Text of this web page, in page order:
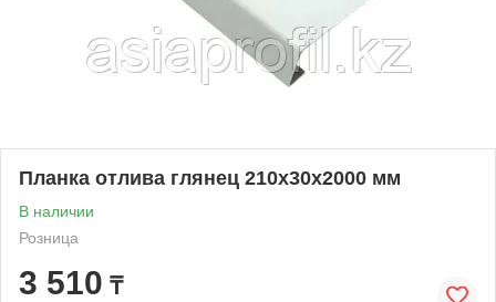
Планка отлива глянец 210х30х2000 мм
В наличии
Розница
3 510 ₸